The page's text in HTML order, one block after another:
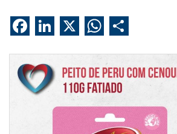
FacebookLinkedIn WhatsApp